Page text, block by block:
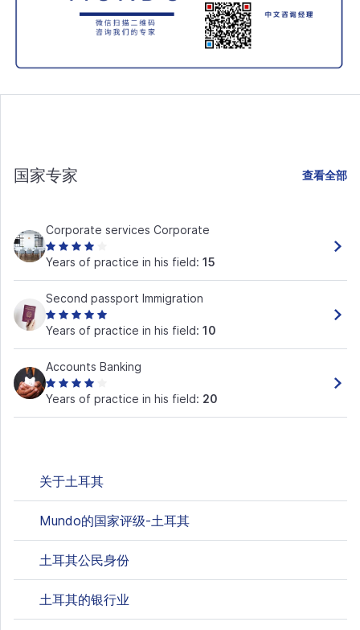
国家专家 查看全部
Corporate services Corporate
Years of practice in his field: 15
Second passport Immigration
Years of practice in his field: 10
Accounts Banking
Years of practice in his field: 20
关于土耳其
Mundo的国家评级-土耳其
土耳其公民身份
土耳其的银行业